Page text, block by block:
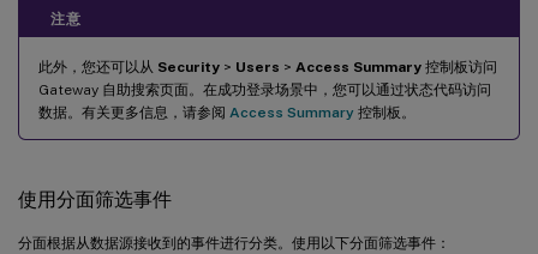
注意
此外，您还可以从 Security > Users > Access Summary 控制板访问
Gateway 自助搜索页面。在成功登录场景中，您可以通过状态代码访问
数据。有关更多信息，请参阅 Access Summary 控制板。
使用分面筛选事件
分面根据从数据源接收到的事件进行分类。使用以下分面筛选事件：